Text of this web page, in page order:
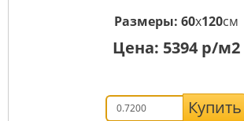
Размеры: 60x120см
Цена: 5394 р/м2
Купить